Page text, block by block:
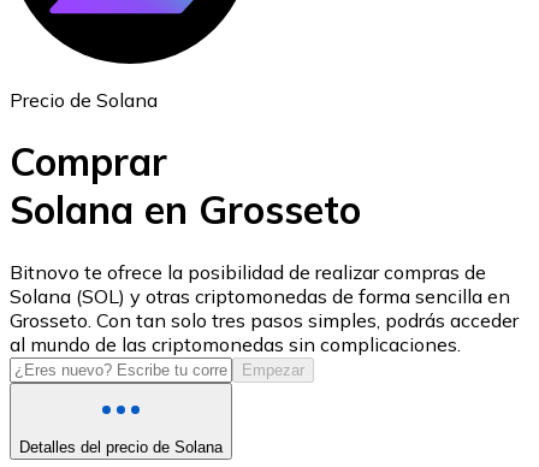
USD Coin
USDC
Precio de Solana
Comprar
Solana en Grosseto
Bitnovo te ofrece la posibilidad de realizar compras de
Solana (SOL) y otras criptomonedas de forma sencilla en
Grosseto. Con tan solo tres pasos simples, podrás acceder
al mundo de las criptomonedas sin complicaciones.
Empezar
Detalles del precio de Solana